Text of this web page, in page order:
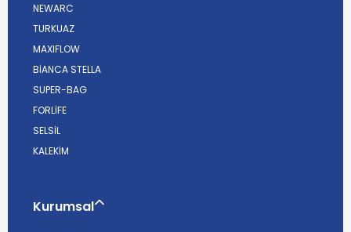
NEWARC
TURKUAZ
MAXIFLOW
BİANCA STELLA
SUPER-BAG
FORLİFE
SELSİL
KALEKİM
Kurumsal